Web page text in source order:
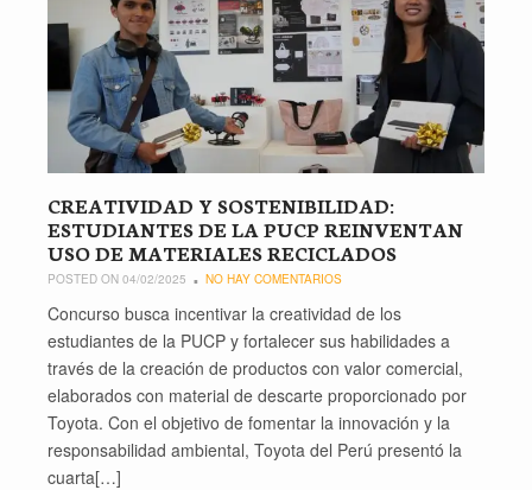
CREATIVIDAD Y SOSTENIBILIDAD:
ESTUDIANTES DE LA PUCP REINVENTAN
USO DE MATERIALES RECICLADOS
POSTED ON 04/02/2025 NO HAY COMENTARIOS
Concurso busca incentivar la creatividad de los
estudiantes de la PUCP y fortalecer sus habilidades a
través de la creación de productos con valor comercial,
elaborados con material de descarte proporcionado por
Toyota. Con el objetivo de fomentar la innovación y la
responsabilidad ambiental, Toyota del Perú presentó la
cuarta[…]